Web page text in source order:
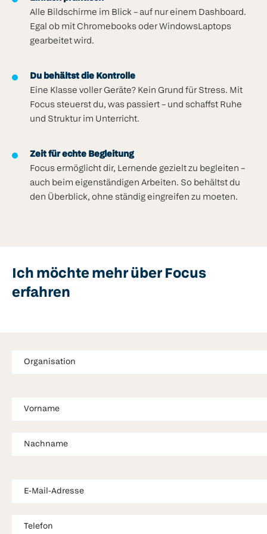
Alle Bildschirme im Blick – auf nur einem Dashboard.
Egal ob mit Chromebooks oder WindowsLaptops
gearbeitet wird.
Du behältst die Kontrolle
Eine Klasse voller Geräte? Kein Grund für Stress. Mit
Focus steuerst du, was passiert – und schaffst Ruhe
und Struktur im Unterricht.
Zeit für echte Begleitung
Focus ermöglicht dir, Lernende gezielt zu begleiten –
auch beim eigenständigen Arbeiten. So behältst du
den Überblick, ohne ständig eingreifen zu moeten.
Ich möchte mehr über Focus
erfahren